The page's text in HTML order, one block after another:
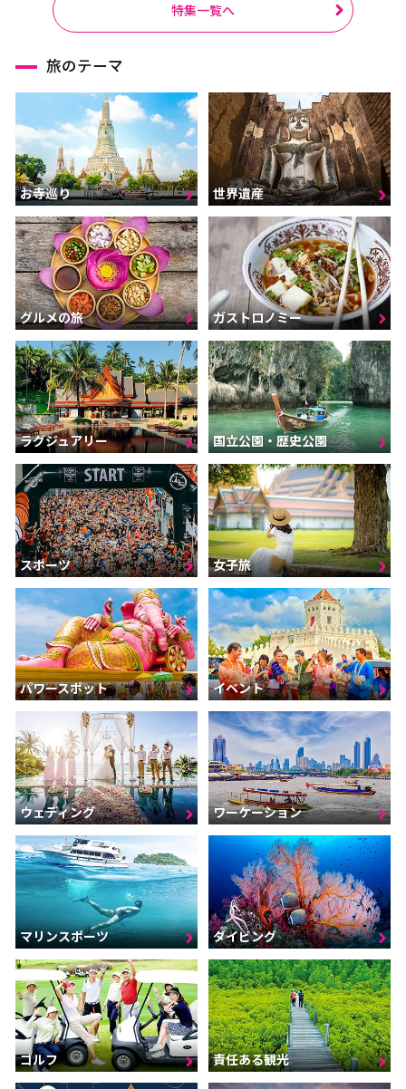
特集一覧へ
旅のテーマ
お寺巡り 世界遺産
グルメの旅 ガストロノミー
ラグジュアリー 国立公園・歴史公園
スポーツ 女子旅
パワースポット イベント
ウェディング ワーケーション
マリンスポーツ ダイビング
ゴルフ 責任ある観光